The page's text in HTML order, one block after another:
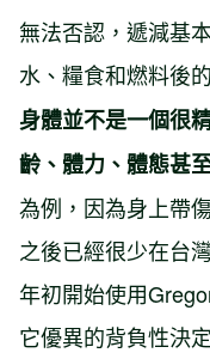
無法否認，遞減基
水、糧食和燃料後
身體並不是一個很
齡、體力、體態甚
為例，因為身上帶
之後已經很少在台
年初開始使用
它優異的背負性決